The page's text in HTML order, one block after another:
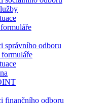
správního odboru
finančního odboru